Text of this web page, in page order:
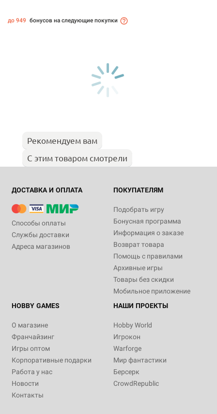
до 949 бонусов на следующие покупки
Рекомендуем вам
С этим товаром смотрели
ДОСТАВКА И ОПЛАТА
Способы оплаты
Службы доставки
Адреса магазинов
ПОКУПАТЕЛЯМ
Подобрать игру
Бонусная программа
Информация о заказе
Возврат товара
Помощь с правилами
Архивные игры
Товары без скидки
Мобильное приложение
HOBBY GAMES
О магазине
Франчайзинг
Игры оптом
Корпоративные подарки
Работа у нас
Новости
Контакты
НАШИ ПРОЕКТЫ
Hobby World
Игрокон
Warforge
Мир фантастики
Берсерк
CrowdRepublic